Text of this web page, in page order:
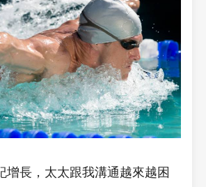
增長，太太跟我溝通越來越困